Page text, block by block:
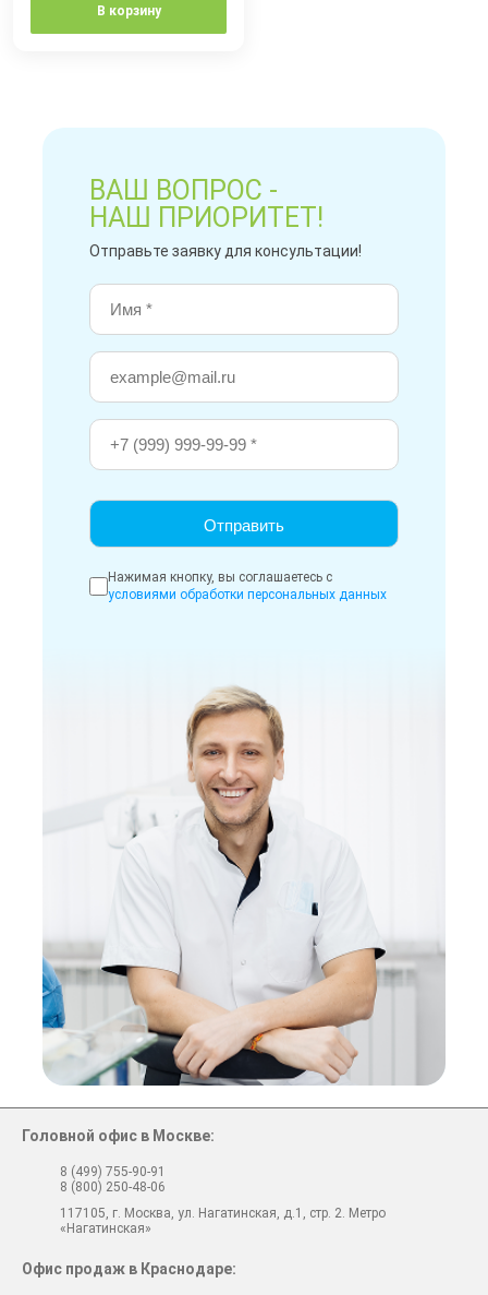
В корзину
ВАШ ВОПРОС -
НАШ ПРИОРИТЕТ!
Отправьте заявку для консультации!
Нажимая кнопку, вы соглашаетесь с
условиями обработки персональных данных
Головной офис в Москве:
8 (499) 755-90-91
8 (800) 250-48-06
117105, г. Москва, ул. Нагатинская, д.1, стр. 2. Метро
«Нагатинская»
Офис продаж в Краснодаре: